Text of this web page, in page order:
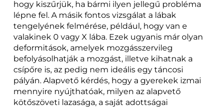
hogy kiszűrjük, ha bármi ilyen jellegű probléma
lépne fel. A másik fontos vizsgálat a lábak
tengelyének felmérése, például, hogy van e
valakinek 0 vagy X lába. Ezek ugyanis már olyan
deformitások, amelyek mozgásszervileg
befolyásolhatják a mozgást, illetve kihatnak a
csípőre is, az pedig nem ideális egy táncosi
pályán. Alapvető kérdés, hogy a gyerekek izmai
mennyire nyújthatóak, milyen az alapvető
kötőszöveti lazasága, a saját adottságai